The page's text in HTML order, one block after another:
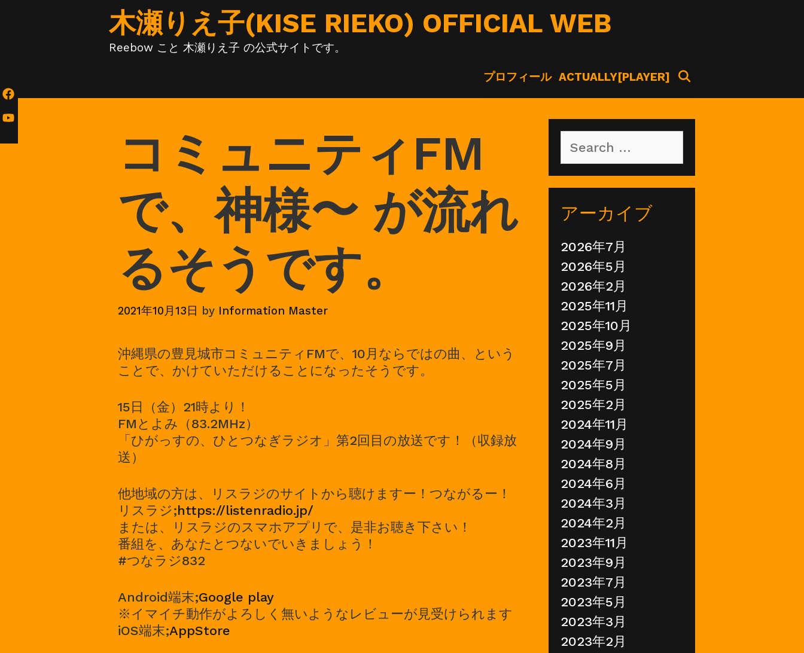
木瀬りえ子(KISE RIEKO) OFFICIAL WEB
Reebow こと 木瀬りえ子 の公式サイトです。
プロフィール ACTUALLY[PLAYER]
コミュニティFM
で、神様〜 が流れ
るそうです。
2021年10月13日 by Information Master
沖縄県の豊見城市コミュニティFMで、10月ならではの曲、という
ことで、かけていただけることになったそうです。
15日（金）21時より！
FMとよみ（83.2MHz）
「ひがっすの、ひとつなぎラジオ」第2回目の放送です！（収録放
送）
他地域の方は、リスラジのサイトから聴けますー！つながるー！
リスラジ;‪ https://listenradio.jp/
または、リスラジのスマホアプリで、是非お聴き下さい！
番組を、あなたとつないでいきましょう！
#つなラジ832
Android端末;Google play
※イマイチ動作がよろしく無いようなレビューが見受けられます
iOS端末;AppStore
for:
アーカイブ
2026年7月
2026年5月
2026年2月
2025年11月
2025年10月
2025年9月
2025年7月
2025年5月
2025年2月
2024年11月
2024年9月
2024年8月
2024年6月
2024年3月
2024年2月
2023年11月
2023年9月
2023年7月
2023年5月
2023年3月
2023年2月